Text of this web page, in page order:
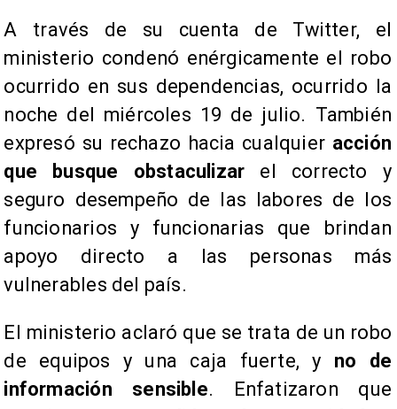
A través de su cuenta de Twitter, el
ministerio condenó enérgicamente el robo
ocurrido en sus dependencias, ocurrido la
noche del miércoles 19 de julio. También
expresó su rechazo hacia cualquier acción
que busque obstaculizar el correcto y
seguro desempeño de las labores de los
funcionarios y funcionarias que brindan
apoyo directo a las personas más
vulnerables del país.
El ministerio aclaró que se trata de un robo
de equipos y una caja fuerte, y no de
información sensible. Enfatizaron que